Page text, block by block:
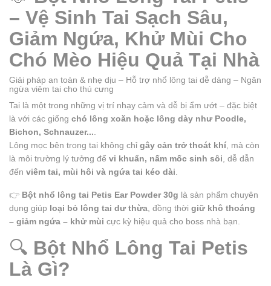
– Vệ Sinh Tai Sạch Sâu,
Giảm Ngứa, Khử Mùi Cho
Chó Mèo Hiệu Quả Tại Nhà
Giải pháp an toàn & nhẹ dịu – Hỗ trợ nhổ lông tai dễ dàng – Ngăn
ngừa viêm tai cho thú cưng
Tai là một trong những vị trí nhạy cảm và dễ bị ẩm ướt – đặc biệt
là với các giống chó lông xoăn hoặc lông dày như Poodle,
Bichon, Schnauzer...
Lông mọc bên trong tai không chỉ gây cản trở thoát khí , mà còn
là môi trường lý tưởng để vi khuẩn, nấm mốc sinh sôi , dễ dẫn
đến viêm tai, mùi hôi và ngứa tai kéo dài
👉 Bột nhổ lông tai Petis Ear Powder 30g là sản phẩm chuyên
dụng giúp loại bỏ lông tai dư thừa , đồng thời giữ khô thoáng
– giảm ngứa – khử mùi cực kỳ hiệu quả cho boss nhà bạn.
🔍 Bột Nhổ Lông Tai Petis
Là Gì?